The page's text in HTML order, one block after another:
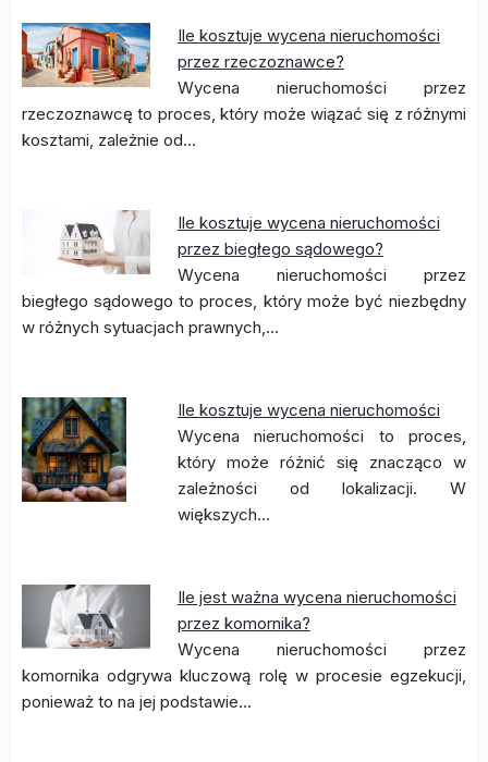
Ile kosztuje wycena nieruchomości
przez rzeczoznawce?
Wycena nieruchomości przez
rzeczoznawcę to proces, który może wiązać się z różnymi
kosztami, zależnie od…
Ile kosztuje wycena nieruchomości
przez biegłego sądowego?
Wycena nieruchomości przez
biegłego sądowego to proces, który może być niezbędny
w różnych sytuacjach prawnych,…
Ile kosztuje wycena nieruchomości
Wycena nieruchomości to proces,
który może różnić się znacząco w
zależności od lokalizacji. W
większych…
Ile jest ważna wycena nieruchomości
przez komornika?
Wycena nieruchomości przez
komornika odgrywa kluczową rolę w procesie egzekucji,
ponieważ to na jej podstawie…